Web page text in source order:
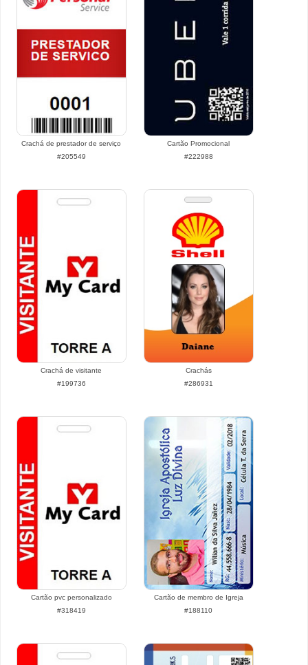
Crachá de prestador de serviço
#205549
Cartão Promocional
#222988
Crachá de visitante
#199736
Crachás
#286931
Cartão pvc personalizado
#318419
Cartão de membro de Igreja
#188110